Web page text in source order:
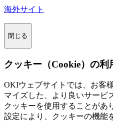
海外サイト
閉じる
クッキー（Cookie）の利
OKIウェブサイトでは、お客
マイズした、より良いサービ
クッキーを使用することがあ
設定により、クッキーの機能